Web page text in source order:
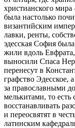
христианского
была настолько
византийским
лавки, ренты,
эдесская София
жили вдоль
выносили Спаса
перенесут в
графство Эдесское,
за православными
мелькитами, то есть
восстанавливать
и переосвятят в
латинским